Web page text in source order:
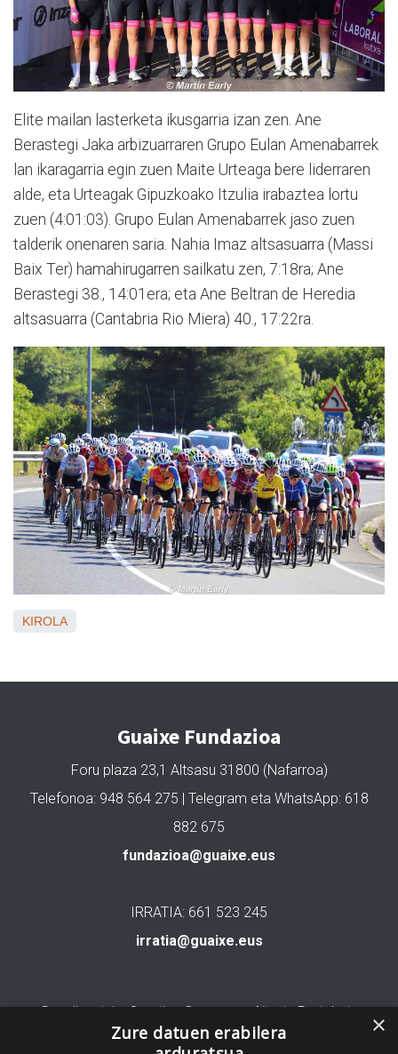
Elite mailan lasterketa ikusgarria izan zen. Ane
Berastegi Jaka arbizuarraren Grupo Eulan Amenabarrek
lan ikaragarria egin zuen Maite Urteaga bere liderraren
alde, eta Urteagak Gipuzkoako Itzulia irabaztea lortu
zuen (4:01:03). Grupo Eulan Amenabarrek jaso zuen
talderik onenaren saria. Nahia Imaz altsasuarra (Massi
Baix Ter) hamahirugarren sailkatu zen, 7:18ra; Ane
Berastegi 38., 14:01era; eta Ane Beltran de Heredia
altsasuarra (Cantabria Rio Miera) 40., 17:22ra.
KIROLA
Guaixe Fundazioa
Foru plaza 23,1 Altsasu 31800 (Nafarroa)
Telefonoa: 948 564 275 | Telegram eta WhatsApp: 618
882 675
fundazioa@guaixe.eus
IRRATIA: 661 523 245
irratia@guaixe.eus
Gure lizentzia: Creative Commons Aitortu Partekatu ×
Zure datuen erabilera